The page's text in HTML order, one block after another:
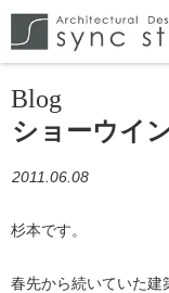
Blog
ショーウイ
2011.06.08
杉本です。
春先から続いていた建